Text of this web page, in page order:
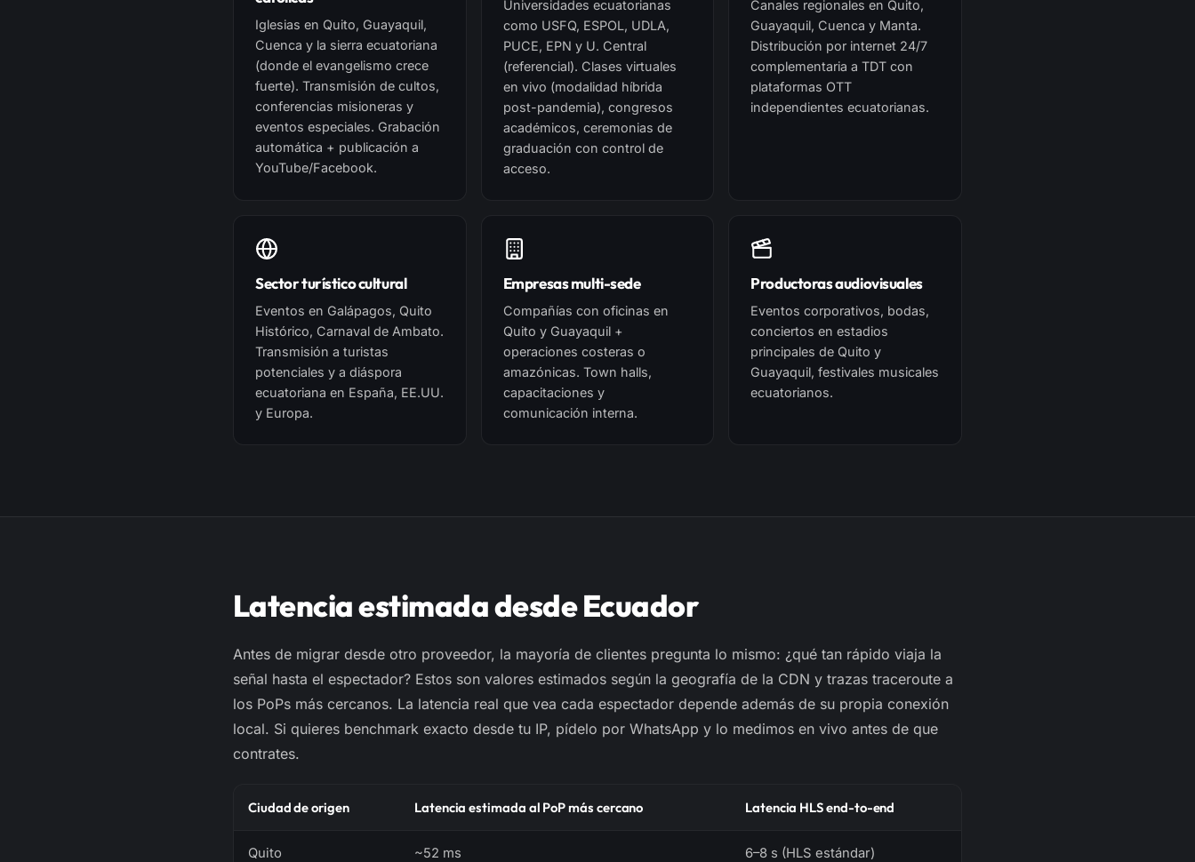
Iglesias en Quito, Guayaquil,
Cuenca y la sierra ecuatoriana
(donde el evangelismo crece
fuerte). Transmisión de cultos,
conferencias misioneras y
eventos especiales. Grabación
automática + publicación a
YouTube/Facebook.
Universidades ecuatorianas
como USFQ, ESPOL, UDLA,
PUCE, EPN y U. Central
(referencial). Clases virtuales
en vivo (modalidad híbrida
post-pandemia), congresos
académicos, ceremonias de
graduación con control de
acceso.
Canales regionales en Quito,
Guayaquil, Cuenca y Manta.
Distribución por internet 24/7
complementaria a TDT con
plataformas OTT
independientes ecuatorianas.
Sector turístico cultural
Eventos en Galápagos, Quito
Histórico, Carnaval de Ambato.
Transmisión a turistas
potenciales y a diáspora
ecuatoriana en España, EE.UU.
y Europa.
Empresas multi-sede
Compañías con oficinas en
Quito y Guayaquil +
operaciones costeras o
amazónicas. Town halls,
capacitaciones y
comunicación interna.
Productoras audiovisuales
Eventos corporativos, bodas,
conciertos en estadios
principales de Quito y
Guayaquil, festivales musicales
ecuatorianos.
Latencia estimada desde Ecuador
Antes de migrar desde otro proveedor, la mayoría de clientes pregunta lo mismo: ¿qué tan rápido viaja la
señal hasta el espectador? Estos son valores estimados según la geografía de la CDN y trazas traceroute a
los PoPs más cercanos. La latencia real que vea cada espectador depende además de su propia conexión
local. Si quieres benchmark exacto desde tu IP, pídelo por WhatsApp y lo medimos en vivo antes de que
contrates.
Ciudad de origen Latencia estimada al PoP más cercano Latencia HLS end-to-end
Quito ~52 ms 6–8 s (HLS estándar)